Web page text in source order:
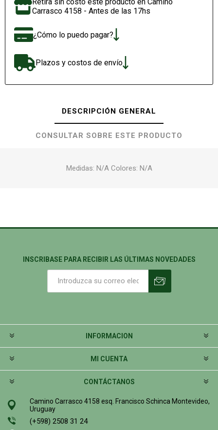
Carrasco 4158 - Antes de las 17hs
¿Cómo lo puedo pagar?
Plazos y costos de envío
DESCRIPCIÓN GENERAL
CONSULTAR SOBRE ESTE PRODUCTO
Medidas: N/A Colores: N/A
INSCRIBASE PARA RECIBIR LAS ÚLTIMAS NOVEDADES
INFORMACION
MI CUENTA
CONTÁCTANOS
Camino Carrasco 4158 esq. Francisco Schinca Montevideo,
Uruguay
(+598) 2508 31 24